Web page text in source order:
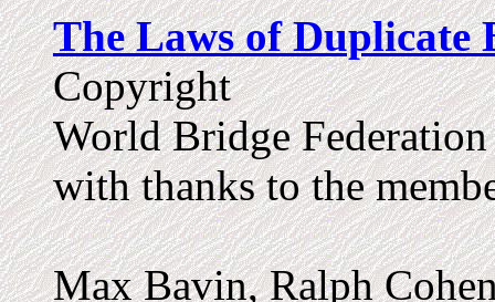
The Laws of Duplicate
Copyright
World Bridge Federation
with thanks to the
Max Bavin, Ralph